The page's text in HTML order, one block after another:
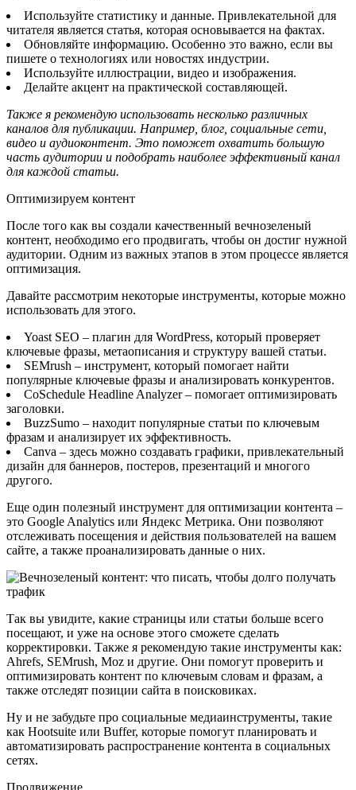
Используйте статистику и данные. Привлекательной для
читателя является статья, которая основывается на фактах.
Обновляйте информацию. Особенно это важно, если вы
пишете о технологиях или новостях индустрии.
Используйте иллюстрации, видео и изображения.
Делайте акцент на практической составляющей.
Также я рекомендую использовать несколько различных
каналов для публикации. Например, блог, социальные сети,
видео и аудиоконтент. Это поможет охватить большую
часть аудитории и подобрать наиболее эффективный канал
для каждой статьи.
Оптимизируем контент
После того как вы создали качественный вечнозеленый
контент, необходимо его продвигать, чтобы он достиг нужной
аудитории. Одним из важных этапов в этом процессе является
оптимизация.
Давайте рассмотрим некоторые инструменты, которые можно
использовать для этого.
Yoast SEO – плагин для WordPress, который проверяет
ключевые фразы, метаописания и структуру вашей статьи.
SEMrush – инструмент, который помогает найти
популярные ключевые фразы и анализировать конкурентов.
CoSchedule Headline Analyzer – помогает оптимизировать
заголовки.
BuzzSumo – находит популярные статьи по ключевым
фразам и анализирует их эффективность.
Canva – здесь можно создавать графики, привлекательный
дизайн для баннеров, постеров, презентаций и многого
другого.
Еще один полезный инструмент для оптимизации контента –
это Google Analytics или Яндекс Метрика. Они позволяют
отслеживать посещения и действия пользователей на вашем
сайте, а также проанализировать данные о них.
Так вы увидите, какие страницы или статьи больше всего
посещают, и уже на основе этого сможете сделать
корректировки. Также я рекомендую такие инструменты как:
Ahrefs, SEMrush, Moz и другие. Они помогут проверить и
оптимизировать контент по ключевым словам и фразам, а
также отследят позиции сайта в поисковиках.
Ну и не забудьте про социальные медиаинструменты, такие
как Hootsuite или Buffer, которые помогут планировать и
автоматизировать распространение контента в социальных
сетях.
Продвижение